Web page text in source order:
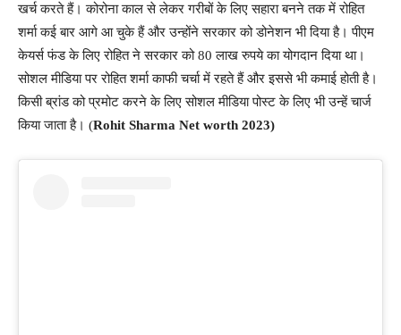
खर्च करते हैं। कोरोना काल से लेकर गरीबों के लिए सहारा बनने तक में रोहित
शर्मा कई बार आगे आ चुके हैं और उन्होंने सरकार को डोनेशन भी दिया है। पीएम
केयर्स फंड के लिए रोहित ने सरकार को 80 लाख रुपये का योगदान दिया था।
सोशल मीडिया पर रोहित शर्मा काफी चर्चा में रहते हैं और इससे भी कमाई होती है।
किसी ब्रांड को प्रमोट करने के लिए सोशल मीडिया पोस्ट के लिए भी उन्हें चार्ज
किया जाता है। (Rohit Sharma Net worth 2023)